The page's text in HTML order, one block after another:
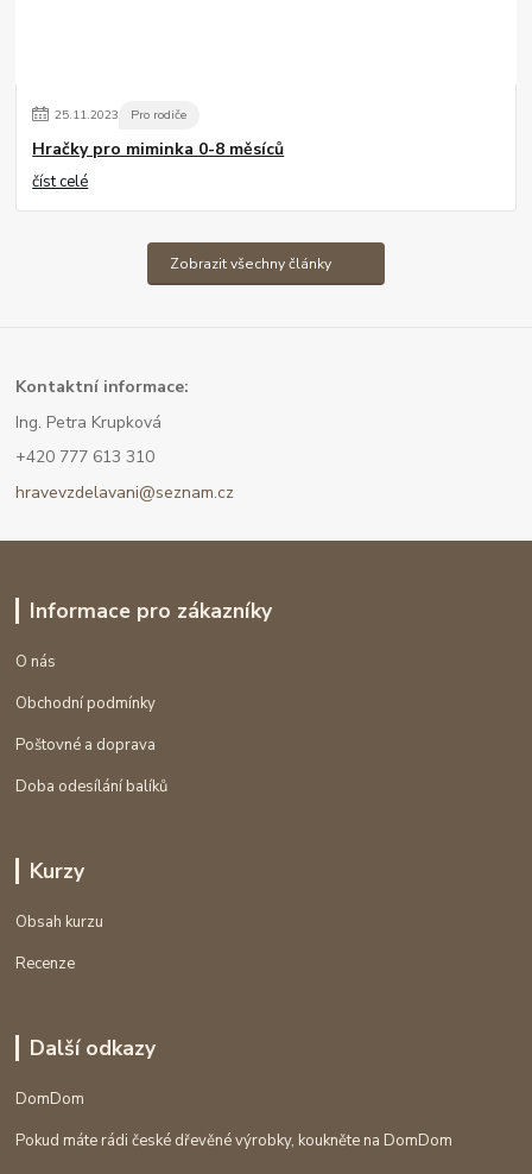
25.11.2023 Pro rodiče
Hračky pro miminka 0-8 měsíců
číst celé
Zobrazit všechny články
Kontaktní informace:
Ing. Petra Krupková
+420 777 613 310
hravevzdelavani@seznam.cz
Informace pro zákazníky
O nás
Obchodní podmínky
Poštovné a doprava
Doba odesílání balíků
Kurzy
Obsah kurzu
Recenze
Další odkazy
DomDom
Pokud máte rádi české dřevěné výrobky, koukněte na DomDom